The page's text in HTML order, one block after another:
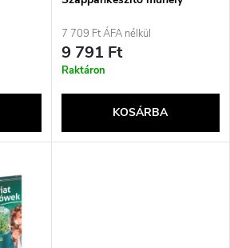
7 709 Ft ÁFA nélkül
9 791 Ft
Raktáron
KOSÁRBA